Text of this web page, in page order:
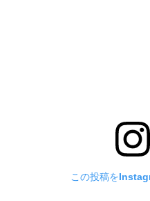
この投稿を